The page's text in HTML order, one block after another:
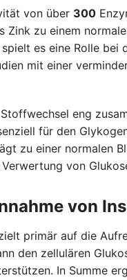
von über 300
Zink zu einem
es eine Rolle
mit einer
eng
für den
zu einer normalen
von
von
primär auf die
den zellulären
In Summe